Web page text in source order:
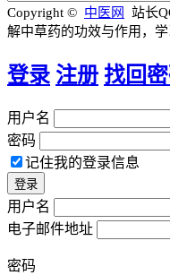
Copyright © 中医网 站长
解中草药的功效与作用，
登录 注册 找回
用户名
密码
记住我的登录信息
用户名
电子邮件地址
密码